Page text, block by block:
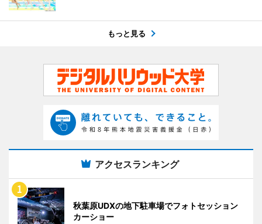
もっと見る
アクセスランキング
秋葉原UDXの地下駐車場でフォトセッション
カーショー